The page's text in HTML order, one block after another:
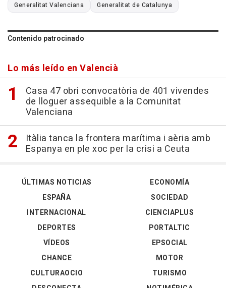
Generalitat Valenciana Generalitat de Catalunya
Contenido patrocinado
Lo más leído en Valencià
Casa 47 obri convocatòria de 401 vivendes
de lloguer assequible a la Comunitat
Valenciana
Itàlia tanca la frontera marítima i aèria amb
Espanya en ple xoc per la crisi a Ceuta
ÚLTIMAS NOTICIAS
ESPAÑA
INTERNACIONAL
DEPORTES
VÍDEOS
ECONOMÍA
SOCIEDAD
CIENCIAPLUS
PORTALTIC
EPSOCIAL
CHANCE
CULTURAOCIO
MOTOR
TURISMO